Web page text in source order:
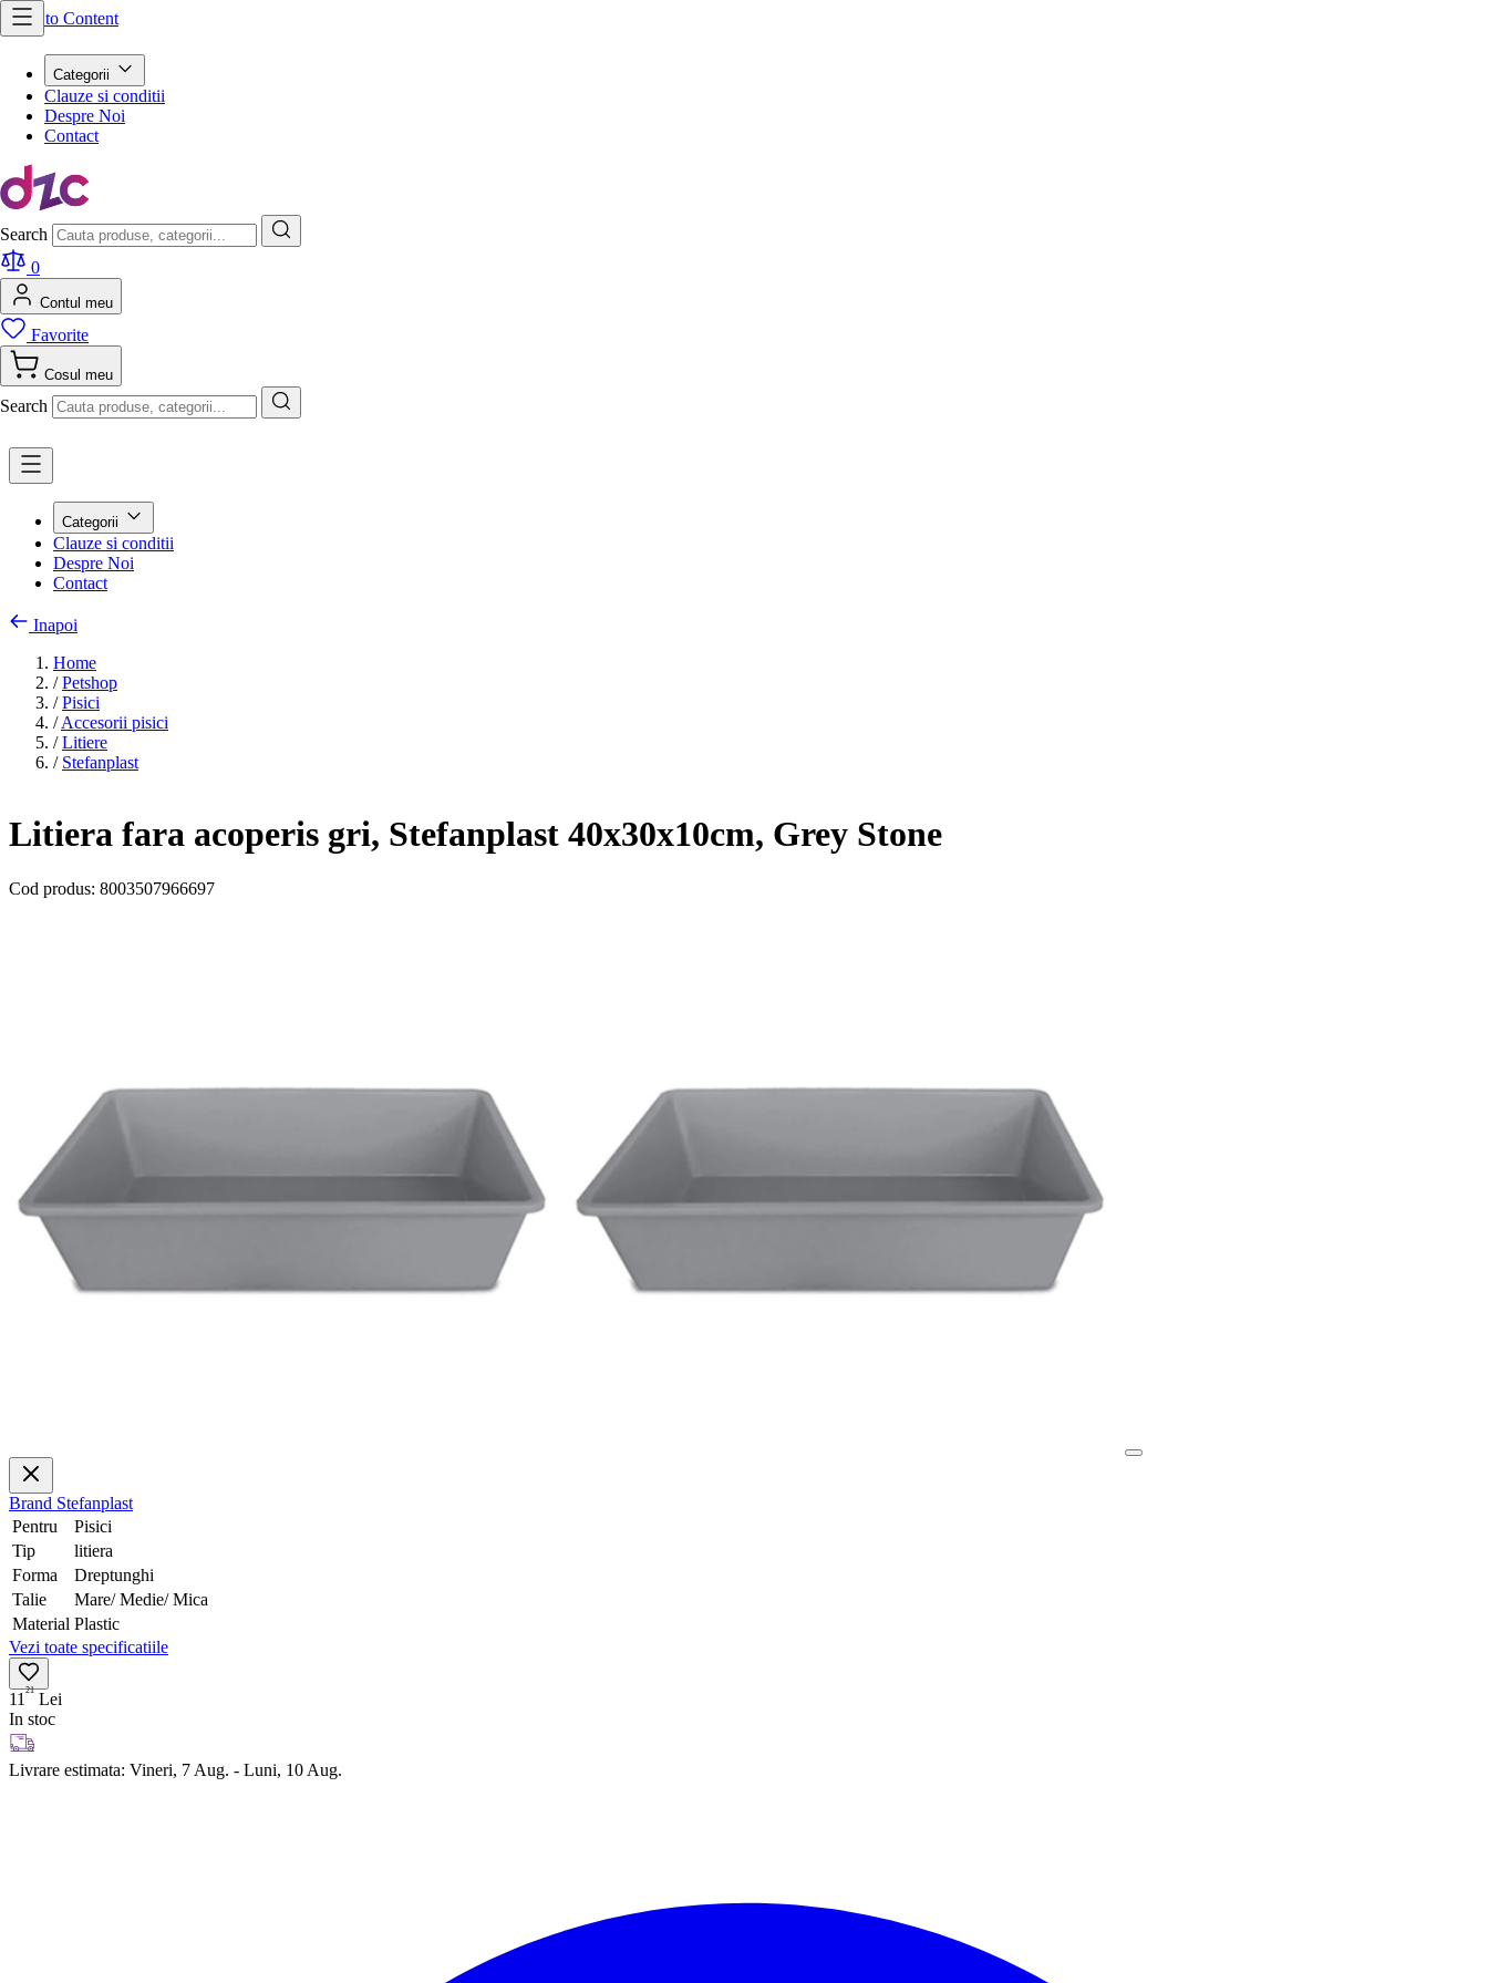
Skip to Content
Categorii
Clauze si conditii
Despre Noi
Contact
Search
0
Contul meu
Favorite
Cosul meu
Search
Categorii
Clauze si conditii
Despre Noi
Contact
Inapoi
Home
/ Petshop
/ Pisici
/ Accesorii pisici
/ Litiere
/ Stefanplast
Litiera fara acoperis gri, Stefanplast 40x30x10cm, Grey Stone
Cod produs: 8003507966697
Brand Stefanplast
Pentru
Pisici
Tip
litiera
Forma
Dreptunghi
Talie
Mare/ Medie/ Mica
Material Plastic
Vezi toate specificatiile
11 21 Lei
In stoc
Livrare estimata: Vineri, 7 Aug. - Luni, 10 Aug.